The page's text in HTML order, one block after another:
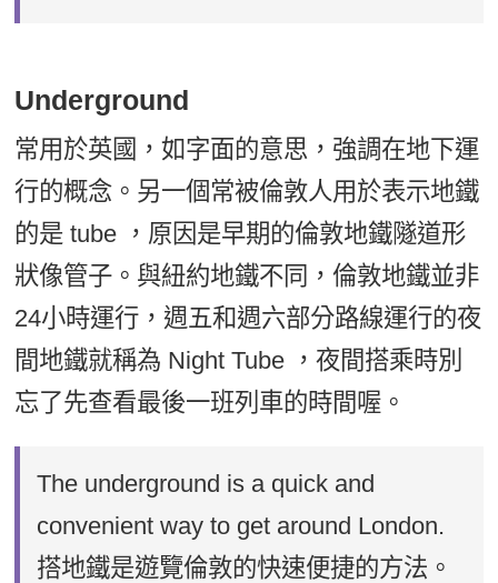
Underground
常用於英國，如字面的意思，強調在地下運
行的概念。另一個常被倫敦人用於表示地鐵
的是 tube ，原因是早期的倫敦地鐵隧道形
狀像管子。與紐約地鐵不同，倫敦地鐵並非
24小時運行，週五和週六部分路線運行的夜
間地鐵就稱為 Night Tube ，夜間搭乘時別
忘了先查看最後一班列車的時間喔。
The underground is a quick and
convenient way to get around London.
搭地鐵是遊覽倫敦的快速便捷的方法。